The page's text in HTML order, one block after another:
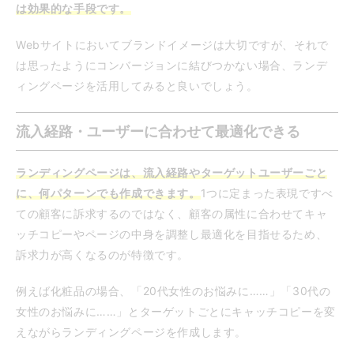
は効果的な手段です。
Webサイトにおいてブランドイメージは大切ですが、それで
は思ったようにコンバージョンに結びつかない場合、ランデ
ィングページを活用してみると良いでしょう。
流入経路・ユーザーに合わせて最適化できる
ランディングページは、流入経路やターゲットユーザーごと
に、何パターンでも作成できます。1つに定まった表現ですべ
ての顧客に訴求するのではなく、顧客の属性に合わせてキャ
ッチコピーやページの中身を調整し最適化を目指せるため、
訴求力が高くなるのが特徴です。
例えば化粧品の場合、「20代女性のお悩みに……」「30代の
女性のお悩みに……」とターゲットごとにキャッチコピーを変
えながらランディングページを作成します。